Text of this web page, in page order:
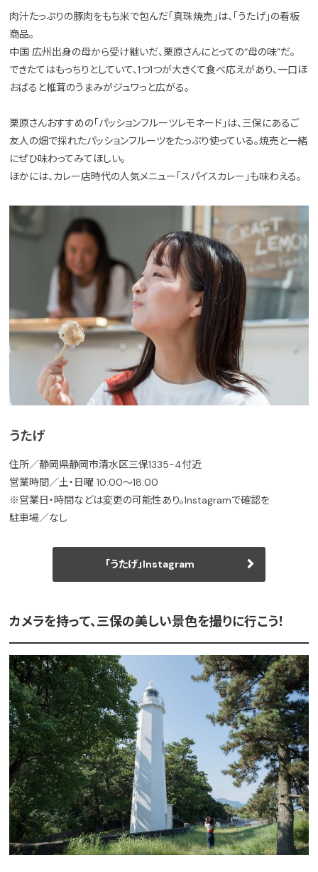
肉汁たっぷりの豚肉をもち米で包んだ「真珠焼売」は、「うたげ」の看板
商品。
中国 広州出身の母から受け継いだ、栗原さんにとっての“母の味”だ。
できたてはもっちりとしていて、1つ1つが大きくて食べ応えがあり、一口ほ
おばると椎茸のうまみがジュワっと広がる。
栗原さんおすすめの「パッションフルーツレモネード」は、三保にあるご
友人の畑で採れたパッションフルーツをたっぷり使っている。焼売と一緒
にぜひ味わってみてほしい。
ほかには、カレー店時代の人気メニュー「スパイスカレー」も味わえる。
うたげ
住所／静岡県静岡市清水区三保1335−4付近
営業時間／土・日曜 10:00〜18:00
※営業日・時間などは変更の可能性あり。Instagramで確認を
駐車場／なし
「うたげ」Instagram
カメラを持って、三保の美しい景色を撮りに行こう！